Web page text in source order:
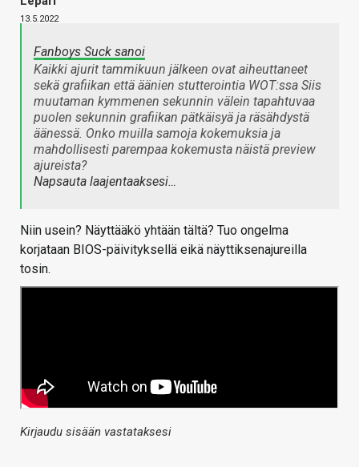
13.5.2022
Fanboys Suck sanoi
Kaikki ajurit tammikuun jälkeen ovat aiheuttaneet
sekä grafiikan että äänien stutterointia WOT:ssa Siis
muutaman kymmenen sekunnin välein tapahtuvaa
puolen sekunnin grafiikan pätkäisyä ja räsähdystä
äänessä. Onko muilla samoja kokemuksia ja
mahdollisesti parempaa kokemusta näistä preview
ajureista?
Napsauta laajentaaksesi…
Niin usein? Näyttääkö yhtään tältä? Tuo ongelma
korjataan BIOS-päivityksellä eikä näyttiksenajureilla
tosin.
Kirjaudu sisään vastataksesi